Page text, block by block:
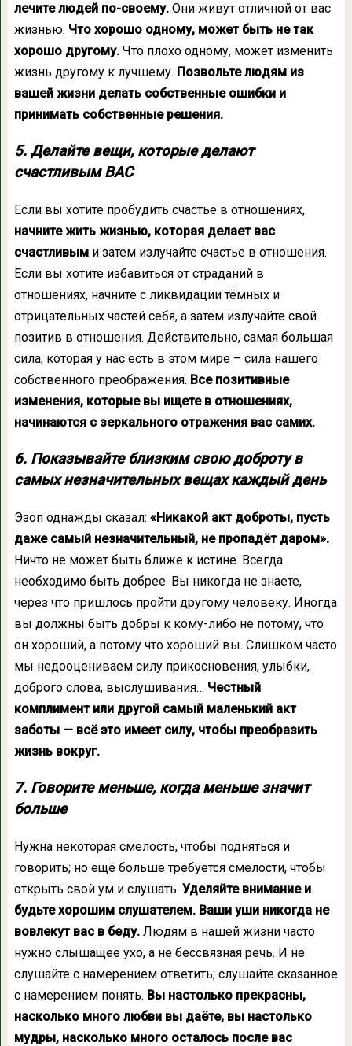
лечите людей по-своему.Они живут отличной от вас
жизнью. Что хорошо одному, может быть не так
хорошо другому.Что плохо одному, может изменить
жизнь другому к лучшему. Позвольте людям из
вашей жизни делать собственные ошибки и
принимать собственные решения.
5. Делайте вещи, которые делают
счастливым ВАС
Если вы хотите пробудить счастье в отношениях,
начните жить жизнью, которая делает вас
счастливыми затем излучайте счастье в отношения.
Если вы хотите избавиться от страданий в
отношениях, начните с ликвидации тёмных и
отрицательных частей себя, а затем излучайте свой
позитив в отношения. Действительно, самая большая
сила, которая у нас есть в этом мире – сила нашего
собственного преображения. Все позитивные
изменения, которые вы ищете в отношениях,
начинаются с зеркального отражения вас самих.
6. Показывайте близким свою доброту в
самых незначительных вещах каждый день
Эзоп однажды сказал: «Никакой акт доброты, пусть
даже самый незначительный, не пропадёт даром».
Ничто не может быть ближе к истине. Всегда
необходимо быть добрее. Вы никогда не знаете,
через что пришлось пройти другому человеку. Иногда
вы должны быть добры к кому-либо не потому, что
он хороший, а потому что хороший вы. Слишком часто
мы недооцениваем силу прикосновения, улыбки,
доброго слова, выслушивания… Честный
комплимент или другой самый маленький акт
заботы — всё это имеет силу, чтобы преобразить
жизнь вокруг.
7. Говорите меньше, когда меньше значит
больше
Нужна некоторая смелость, чтобы подняться и
говорить; но ещё больше требуется смелости, чтобы
открыть свой ум и слушать. Уделяйте внимание и
будьте хорошим слушателем. Ваши уши никогда не
вовлекут вас в беду.Людям в нашей жизни часто
нужно слышащее ухо, а не бессвязная речь. И не
слушайте с намерением ответить; слушайте сказанное
с намерением понять. Вы настолько прекрасны,
насколько много любви вы даёте, вы настолько
мудры, насколько много осталось после вас